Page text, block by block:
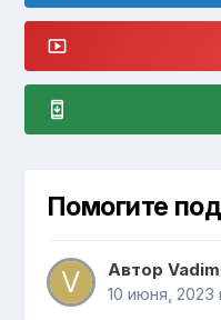
Помогите
Автор
10 июня, 2023